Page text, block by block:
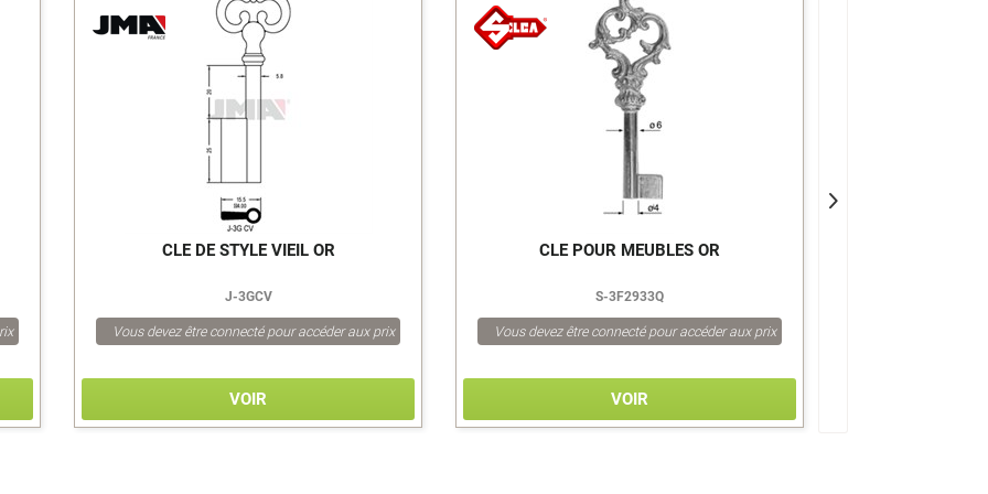
CLE DE STYLE VIEIL OR
J-3GCV
Vous devez être connecté pour accéder aux prix
VOIR
CLE POUR MEUBLES OR
S-3F2933Q
Vous devez être connecté pour accéder aux prix
VOIR